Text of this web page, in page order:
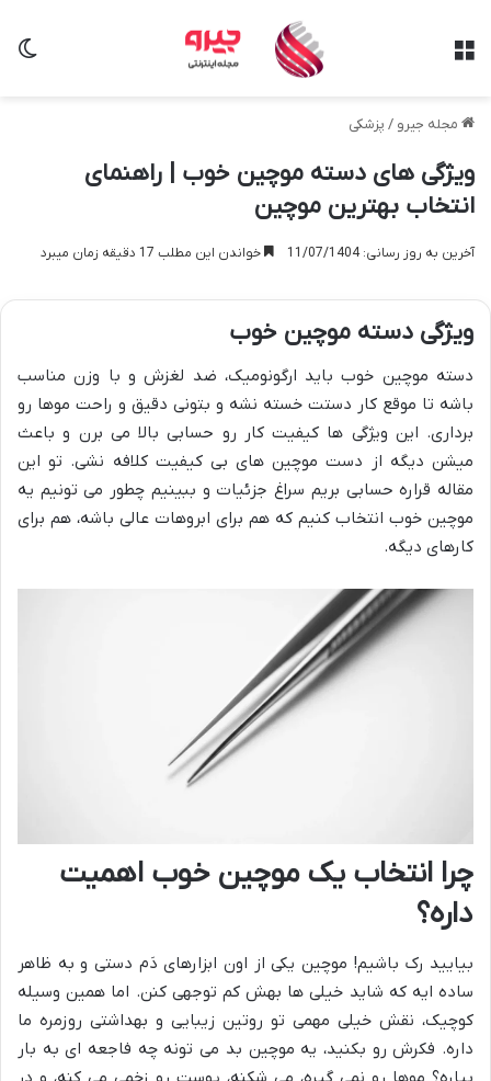
مجله جیرو / پزشکی
ویژگی های دسته موچین خوب | راهنمای
انتخاب بهترین موچین
آخرین به روز رسانی: 11/07/1404 خواندن این مطلب 17 دقیقه زمان میبرد
ویژگی دسته موچین خوب
دسته موچین خوب باید ارگونومیک، ضد لغزش و با وزن مناسب
باشه تا موقع کار دستت خسته نشه و بتونی دقیق و راحت موها رو
برداری. این ویژگی ها کیفیت کار رو حسابی بالا می برن و باعث
میشن دیگه از دست موچین های بی کیفیت کلافه نشی. تو این
مقاله قراره حسابی بریم سراغ جزئیات و ببینیم چطور می تونیم یه
موچین خوب انتخاب کنیم که هم برای ابروهات عالی باشه، هم برای
کارهای دیگه.
چرا انتخاب یک موچین خوب اهمیت
داره؟
بیایید رک باشیم! موچین یکی از اون ابزارهای دَم دستی و به ظاهر
ساده ایه که شاید خیلی ها بهش کم توجهی کنن. اما همین وسیله
کوچیک، نقش خیلی مهمی تو روتین زیبایی و بهداشتی روزمره ما
داره. فکرش رو بکنید، یه موچین بد می تونه چه فاجعه ای به بار